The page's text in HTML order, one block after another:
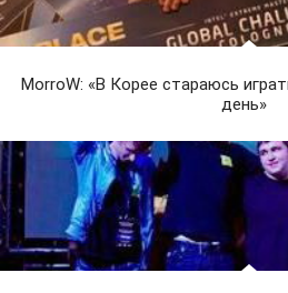
MorroW: «В Корее стараюсь
день»